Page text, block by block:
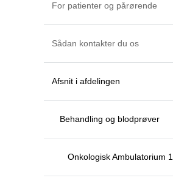
For patienter og pårørende
Sådan kontakter du os
Afsnit i afdelingen
Behandling og blodprøver
Onkologisk Ambulatorium 1